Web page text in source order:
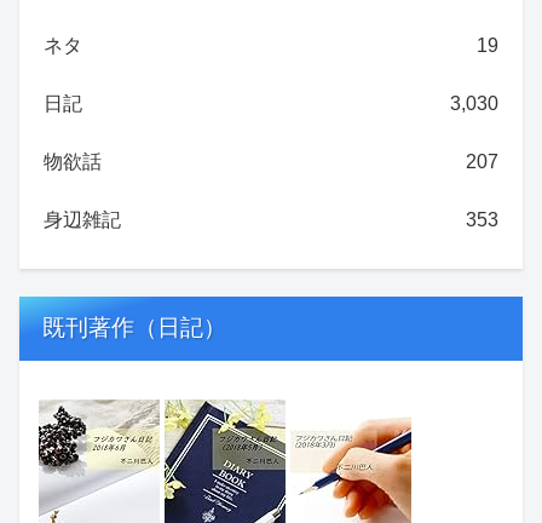
ネタ 19
日記 3,030
物欲話 207
身辺雑記 353
既刊著作（日記）